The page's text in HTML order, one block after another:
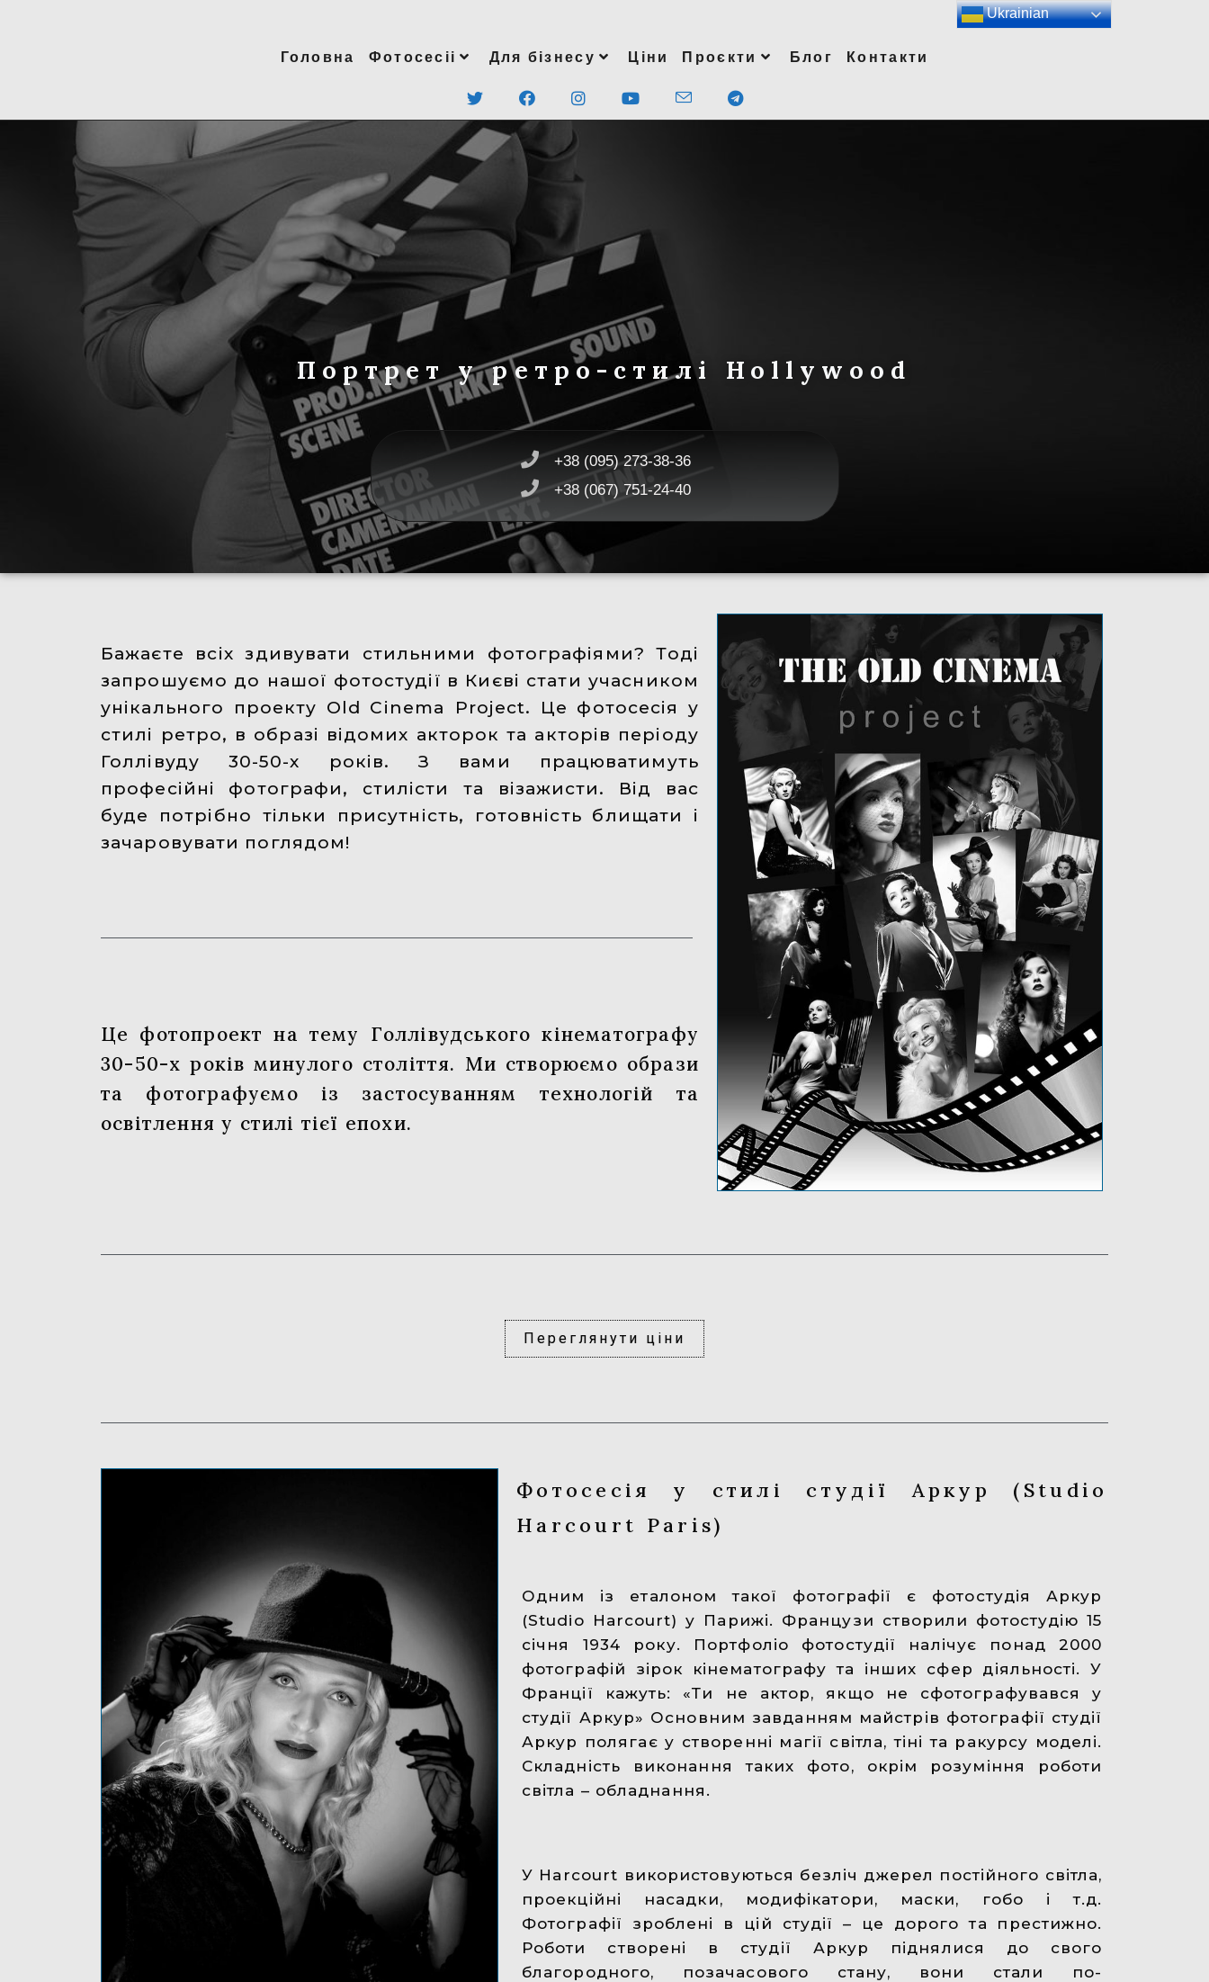
Головна Фотосесіі Для бізнесу Ціни Проєкти Блог Контакти
Портрет у ретро-стилі Hollywood
+38 (095) 273-38-36
+38 (067) 751-24-40
Бажаєте всіх здивувати стильними фотографіями? Тоді
запрошуємо до нашої фотостудії в Києві стати учасником
унікального проекту Old Cinema Project. Це фотосесія у
стилі ретро, ​​в образі відомих акторок та акторів періоду
Голлівуду 30-50-х років. З вами працюватимуть
професійні фотографи, стилісти та візажисти. Від вас
буде потрібно тільки присутність, готовність блищати і
зачаровувати поглядом!
Це фотопроект на тему Голлівудського кінематографу
30-50-х років минулого століття. Ми створюємо образи
та фотографуємо із застосуванням технологій та
освітлення у стилі тієї епохи.
Переглянути ціни
Фотосесія у стилі студії Аркур (Studio
Harcourt Paris)
Одним із еталоном такої фотографії є ​​фотостудія Аркур
(Studio Harcourt) у Парижі. Французи створили фотостудію 15
січня 1934 року. Портфоліо фотостудії налічує понад 2000
фотографій зірок кінематографу та інших сфер діяльності. У
Франції кажуть: «Ти не актор, якщо не сфотографувався у
студії Аркур» Основним завданням майстрів фотографії студії
Аркур полягає у створенні магії світла, тіні та ракурсу моделі.
Складність виконання таких фото, окрім розуміння роботи
світла – обладнання.
У Harcourt використовуються безліч джерел постійного світла,
проекційні насадки, модифікатори, маски, гобо і т.д.
Фотографії зроблені в цій студії – це дорого та престижно.
Роботи створені в студії Аркур піднялися до свого
благородного, позачасового стану, вони стали по-
Ukrainian